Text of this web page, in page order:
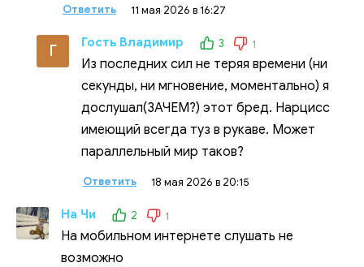
Ответить 11 мая 2026 в 16:27
Г Гость Владимир 3 1
Из последних сил не теряя времени (ни
секунды, ни мгновение, моментально) я
дослушал(ЗАЧЕМ?) этот бред. Нарцисс
имеющий всегда туз в рукаве. Может
параллельный мир таков?
Ответить 18 мая 2026 в 20:15
На Чи 2 1
На мобильном интернете слушать не
возможно